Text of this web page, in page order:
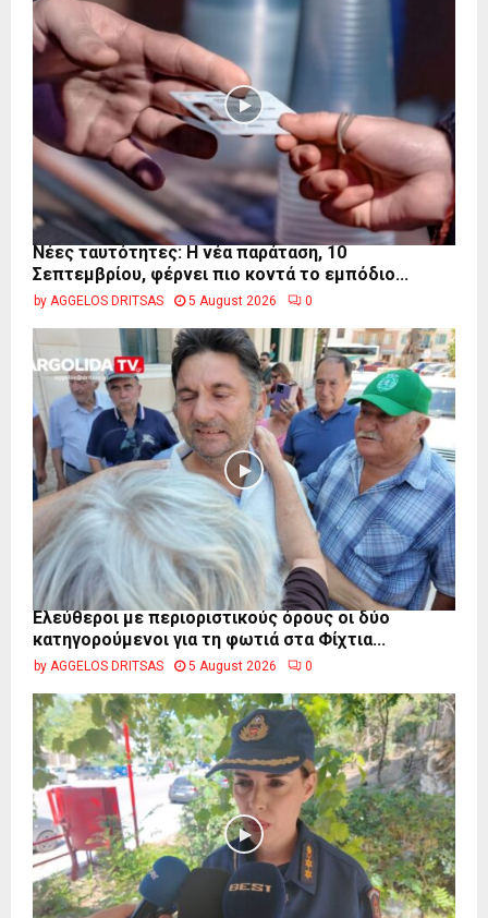
Νέες ταυτότητες: Η νέα παράταση, 10
Σεπτεμβρίου, φέρνει πιο κοντά το εμπόδιο...
by AGGELOS DRITSAS 5 August 2026 0
Ελεύθεροι με περιοριστικούς όρους οι δύο
κατηγορούμενοι για τη φωτιά στα Φίχτια...
by AGGELOS DRITSAS 5 August 2026 0